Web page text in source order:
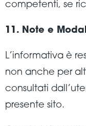
competenti, se
11. Note e
L’informativa è
non anche per
consultati
presente sito.